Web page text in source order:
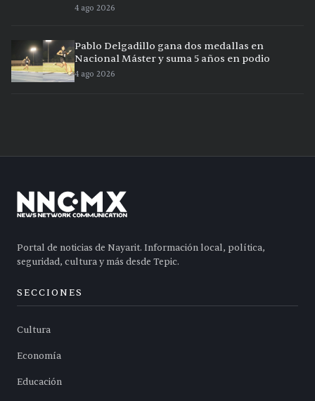
4 ago 2026
Pablo Delgadillo gana dos medallas en
Nacional Máster y suma 5 años en podio
4 ago 2026
Portal de noticias de Nayarit. Información local, política,
seguridad, cultura y más desde Tepic.
SECCIONES
Cultura
Economía
Educación